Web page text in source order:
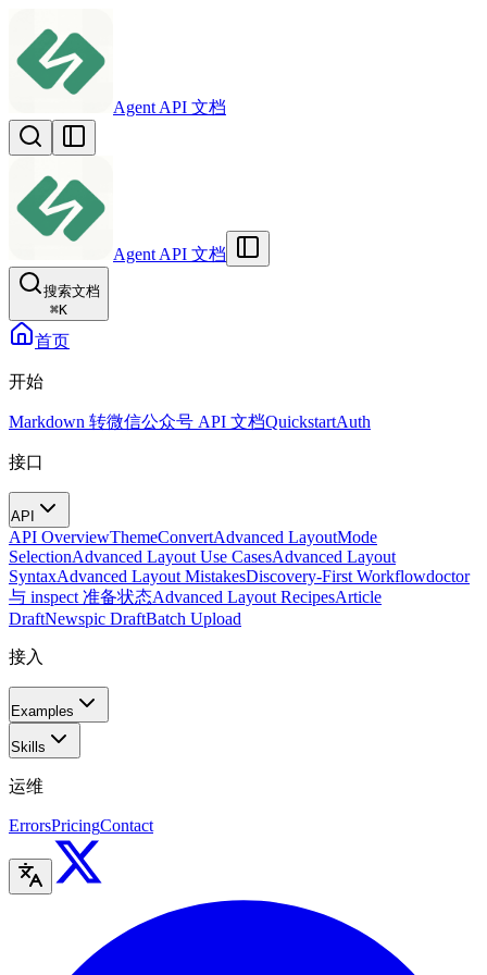
Agent API 文档
Agent API 文档
搜索文档
⌘K
首页
开始
Markdown 转微信公众号 API 文档QuickstartAuth
接口
API
API OverviewThemeConvertAdvanced LayoutMode
SelectionAdvanced Layout Use CasesAdvanced Layout
SyntaxAdvanced Layout MistakesDiscovery-First Workflowdoctor
与 inspect 准备状态Advanced Layout RecipesArticle
DraftNewspic DraftBatch Upload
接入
Examples
Skills
运维
ErrorsPricingContact